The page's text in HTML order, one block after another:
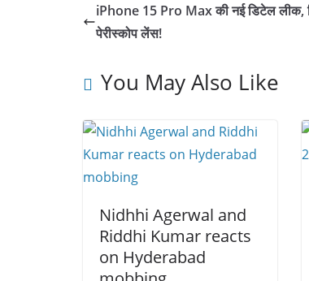
iPhone 15 Pro Max की नई डिटेल लीक,
पेरीस्कोप लेंस!
You May Also Like
Nidhhi Agerwal and
Riddhi Kumar reacts
on Hyderabad